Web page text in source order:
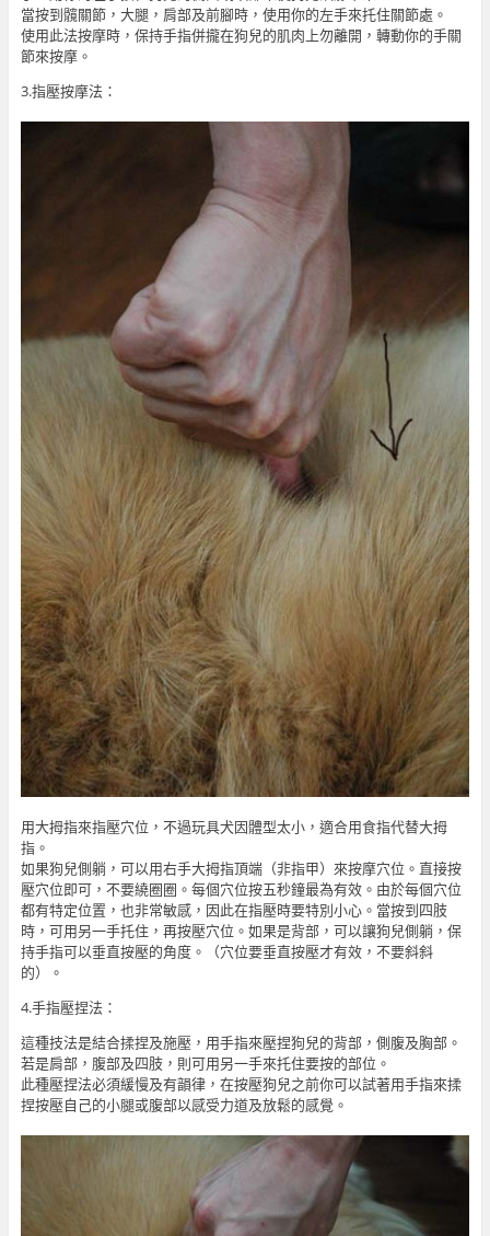
當按到髖關節，大腿，肩部及前腳時，使用你的左手來托住關節處。
使用此法按摩時，保持手指併攏在狗兒的肌肉上勿離開，轉動你的手關
節來按摩。
3.指壓按摩法：
用大拇指來指壓穴位，不過玩具犬因體型太小，適合用食指代替大拇
指。
如果狗兒側躺，可以用右手大拇指頂端（非指甲）來按摩穴位。直接按
壓穴位即可，不要繞圈圈。每個穴位按五秒鐘最為有效。由於每個穴位
都有特定位置，也非常敏感，因此在指壓時要特別小心。當按到四肢
時，可用另一手托住，再按壓穴位。如果是背部，可以讓狗兒側躺，保
持手指可以垂直按壓的角度。（穴位要垂直按壓才有效，不要斜斜
的）。
4.手指壓捏法：
這種技法是結合揉捏及施壓，用手指來壓捏狗兒的背部，側腹及胸部。
若是肩部，腹部及四肢，則可用另一手來托住要按的部位。
此種壓捏法必須緩慢及有韻律，在按壓狗兒之前你可以試著用手指來揉
捏按壓自己的小腿或腹部以感受力道及放鬆的感覺。